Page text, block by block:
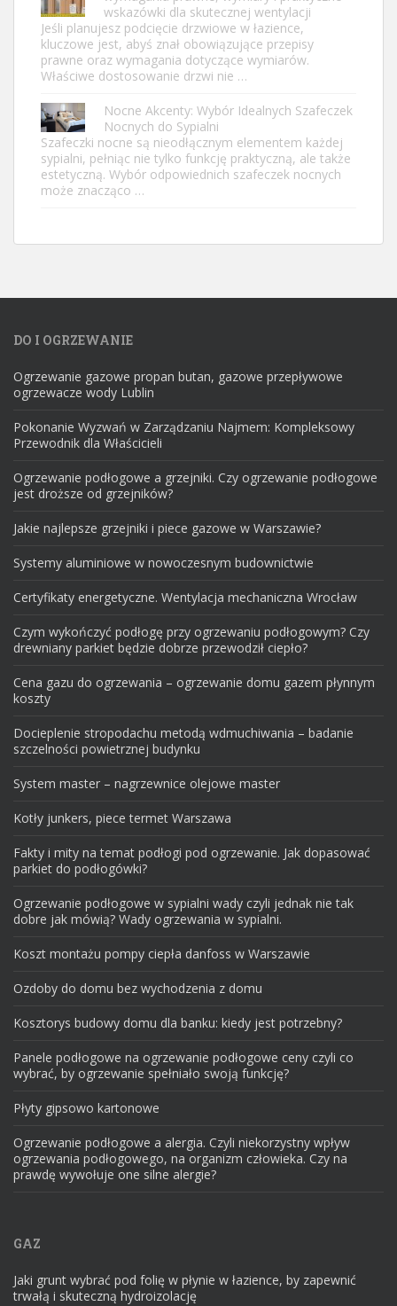
wskazówki dla skutecznej wentylacji
Jeśli planujesz podcięcie drzwiowe w łazience,
kluczowe jest, abyś znał obowiązujące przepisy
prawne oraz wymagania dotyczące wymiarów.
Właściwe dostosowanie drzwi nie …
Nocne Akcenty: Wybór Idealnych Szafeczek
Nocnych do Sypialni
Szafeczki nocne są nieodłącznym elementem każdej
sypialni, pełniąc nie tylko funkcję praktyczną, ale także
estetyczną. Wybór odpowiednich szafeczek nocnych
może znacząco …
DO I OGRZEWANIE
Ogrzewanie gazowe propan butan, gazowe przepływowe
ogrzewacze wody Lublin
Pokonanie Wyzwań w Zarządzaniu Najmem: Kompleksowy
Przewodnik dla Właścicieli
Ogrzewanie podłogowe a grzejniki. Czy ogrzewanie podłogowe
jest droższe od grzejników?
Jakie najlepsze grzejniki i piece gazowe w Warszawie?
Systemy aluminiowe w nowoczesnym budownictwie
Certyfikaty energetyczne. Wentylacja mechaniczna Wrocław
Czym wykończyć podłogę przy ogrzewaniu podłogowym? Czy
drewniany parkiet będzie dobrze przewodził ciepło?
Cena gazu do ogrzewania – ogrzewanie domu gazem płynnym
koszty
Docieplenie stropodachu metodą wdmuchiwania – badanie
szczelności powietrznej budynku
System master – nagrzewnice olejowe master
Kotły junkers, piece termet Warszawa
Fakty i mity na temat podłogi pod ogrzewanie. Jak dopasować
parkiet do podłogówki?
Ogrzewanie podłogowe w sypialni wady czyli jednak nie tak
dobre jak mówią? Wady ogrzewania w sypialni.
Koszt montażu pompy ciepła danfoss w Warszawie
Ozdoby do domu bez wychodzenia z domu
Kosztorys budowy domu dla banku: kiedy jest potrzebny?
Panele podłogowe na ogrzewanie podłogowe ceny czyli co
wybrać, by ogrzewanie spełniało swoją funkcję?
Płyty gipsowo kartonowe
Ogrzewanie podłogowe a alergia. Czyli niekorzystny wpływ
ogrzewania podłogowego, na organizm człowieka. Czy na
prawdę wywołuje one silne alergie?
GAZ
Jaki grunt wybrać pod folię w płynie w łazience, by zapewnić
trwałą i skuteczną hydroizolację